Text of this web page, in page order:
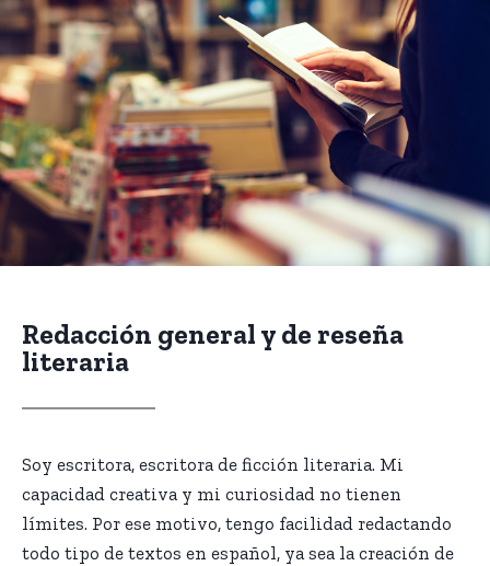
Redacción general y de reseña
literaria
Soy escritora, escritora de ficción literaria. Mi
capacidad creativa y mi curiosidad no tienen
límites. Por ese motivo, tengo facilidad redactando
todo tipo de textos en español, ya sea la creación de